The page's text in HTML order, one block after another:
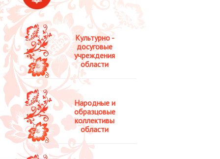
Культурно -
досуговые
учреждения
области
Народные и
образцовые
коллективы
области